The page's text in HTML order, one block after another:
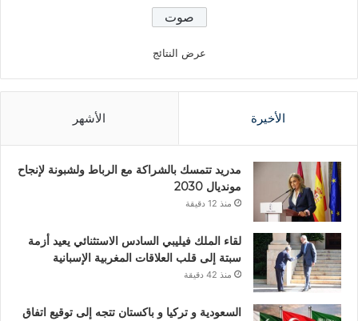
عرض النتائج
الأخيرة الأشهر
مدريد تتمسك بالشراكة مع الرباط ولشبونة لإنجاح
مونديال 2030
منذ 12 دقيقة
لقاء الملك فيليبي السادس الاستثنائي يعيد أزمة
سبتة إلى قلب العلاقات المغربية الإسبانية
منذ 42 دقيقة
السعودية و تركيا و باكستان تتجه إلى توقيع اتفاق